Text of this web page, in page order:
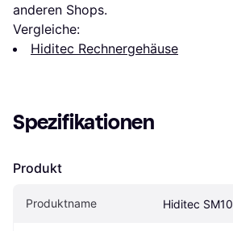
anderen Shops.
Vergleiche:
Hiditec Rechnergehäuse
Spezifikationen
Produkt
Produktname Hiditec SM10